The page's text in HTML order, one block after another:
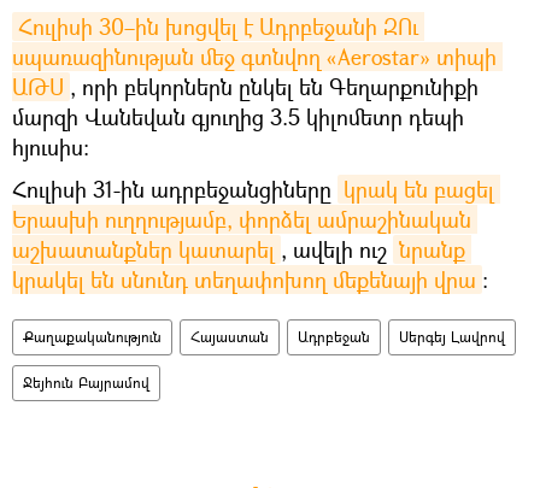
Հուլիսի 30–ին խոցվել է Ադրբեջանի ԶՈւ
սպառազինության մեջ գտնվող «Aerostar» տիպի
ԱԹՍ , որի բեկորներն ընկել են Գեղարքունիքի
մարզի Վանեվան գյուղից 3.5 կիլոմետր դեպի
հյուսիս։
Հուլիսի 31-ին ադրբեջանցիները կրակ են բացել
Երասխի ուղղությամբ, փորձել ամրաշինական
աշխատանքներ կատարել , ավելի ուշ նրանք
կրակել են սնունդ տեղափոխող մեքենայի վրա ։
Քաղաքականություն Հայաստան Ադրբեջան Սերգեյ Լավրով
Ջեյհուն Բայրամով